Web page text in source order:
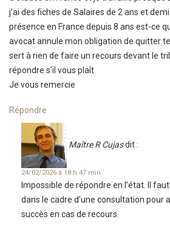
j’ai des fiches de Salaires de 2 ans et
présence en France depuis 8 ans est-ce
avocat annule mon obligation de quitter
sert à rien de faire un recours devant le
répondre s’il vous plaît
Je vous remercie
Répondre
Maître R Cujasdit :
24/02/2026 à 18 h 47 min
Impossible de répondre en l’état. Il
dans le cadre d’une consultation pour
succès en cas de recours.